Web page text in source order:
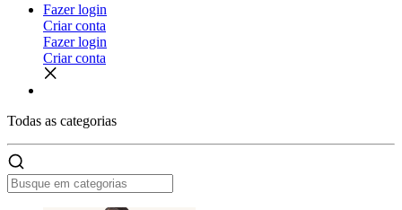
Fazer login
Criar conta
Fazer login
Criar conta
Todas as categorias